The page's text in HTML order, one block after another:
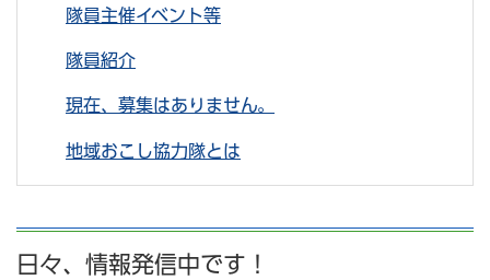
隊員主催イベント等
隊員紹介
現在、募集はありません。
地域おこし協力隊とは
日々、情報発信中です！